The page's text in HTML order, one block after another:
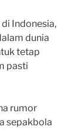
Indonesia,
dunia
tetap
pasti
rumor
sepakbola